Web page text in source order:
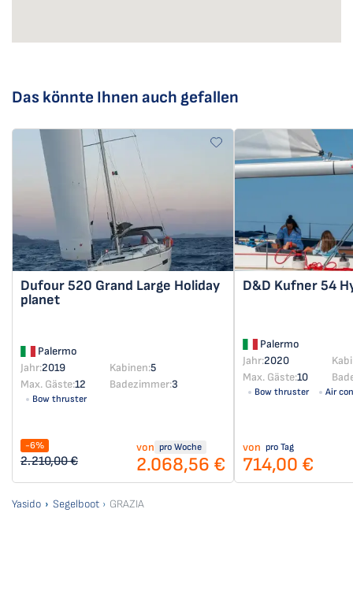
Das könnte Ihnen auch gefallen
Dufour 520 Grand Large Holiday
planet
Palermo
Jahr:2019 Kabinen:5
Max. Gäste:12 Badezimmer:3
Bow thruster
-6%
2.210,00 €
von pro Woche
2.068,56 €
D&D Kufner 54
Palermo
Jahr:2020
Max. Gäste:10
Bow thruster Air
von pro Tag
714,00 €
Yasido Segelboot GRAZIA